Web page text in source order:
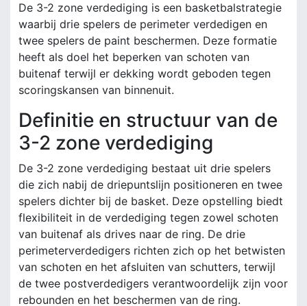
De 3-2 zone verdediging is een basketbalstrategie
waarbij drie spelers de perimeter verdedigen en
twee spelers de paint beschermen. Deze formatie
heeft als doel het beperken van schoten van
buitenaf terwijl er dekking wordt geboden tegen
scoringskansen van binnenuit.
Definitie en structuur van de
3-2 zone verdediging
De 3-2 zone verdediging bestaat uit drie spelers
die zich nabij de driepuntslijn positioneren en twee
spelers dichter bij de basket. Deze opstelling biedt
flexibiliteit in de verdediging tegen zowel schoten
van buitenaf als drives naar de ring. De drie
perimeterverdedigers richten zich op het betwisten
van schoten en het afsluiten van schutters, terwijl
de twee postverdedigers verantwoordelijk zijn voor
rebounden en het beschermen van de ring.